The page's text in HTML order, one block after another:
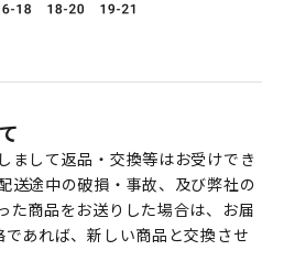
まして返品・交換等はお受けでき
送途中の破損・事故、及び弊社の
た商品をお送りした場合は、お届
あれば、新しい商品と交換させ